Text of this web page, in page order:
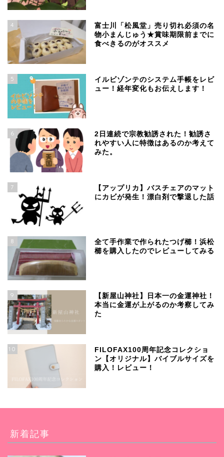
4
富士川「松風堂」売り切れ必須の名
物小まんじゅう★賞味期限前までに
食べきるのがオススメ
5
イルビゾンテのシステム手帳をレビ
ュー！経年変化もお伝えします！
6
2日連続で宗教勧誘された！勧誘さ
れやすい人に特徴はあるのか考えて
みた。
7
【アップリカ】バスチェアのマット
にカビが発生！漂白剤で撃退した話
8
全て手作業で作られたつげ櫛！浜松
櫛を購入したのでレビューしてみる
9
【新屋山神社】日本一の金運神社！
本当に金運が上がるのか考察してみ
た
10
FILOFAX100周年記念コレクショ
ン【オリジナル】バイブルサイズを
購入！レビュー！
新着記事